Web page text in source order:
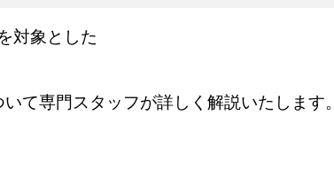
対象とした
て専門スタッフが詳しく解説いたします。